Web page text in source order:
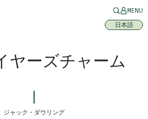
MENU
日本語
ヤーズチャーム
ジャック・ダウリング